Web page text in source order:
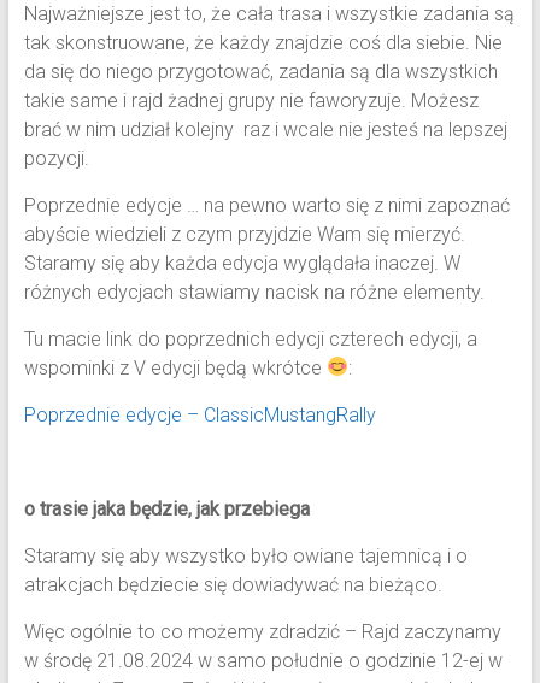
Najważniejsze jest to, że cała trasa i wszystkie zadania są
tak skonstruowane, że każdy znajdzie coś dla siebie. Nie
da się do niego przygotować, zadania są dla wszystkich
takie same i rajd żadnej grupy nie faworyzuje. Możesz
brać w nim udział kolejny raz i wcale nie jesteś na lepszej
pozycji.
Poprzednie edycje … na pewno warto się z nimi zapoznać
abyście wiedzieli z czym przyjdzie Wam się mierzyć.
Staramy się aby każda edycja wyglądała inaczej. W
różnych edycjach stawiamy nacisk na różne elementy.
Tu macie link do poprzednich edycji czterech edycji, a
wspominki z V edycji będą wkrótce
:
Poprzednie edycje – ClassicMustangRally
o trasie jaka będzie, jak przebiega
Staramy się aby wszystko było owiane tajemnicą i o
atrakcjach będziecie się dowiadywać na bieżąco.
Więc ogólnie to co możemy zdradzić – Rajd zaczynamy
w środę 21.08.2024 w samo południe o godzinie 12-ej w